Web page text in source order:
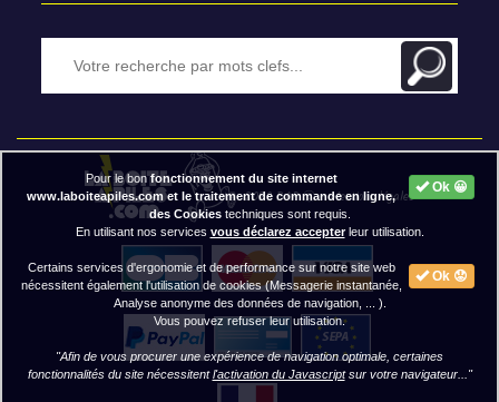
2020 BAP ⓒ - Mentions légales
Ok 😀
Pour le bonfonctionnement du site internet
www.laboiteapiles.com et le traitement de commande en ligne,
des Cookiestechniques sont requis.
En utilisant nos services vous déclarez accepterleur utilisation.
Ok 😟
Certains services d'ergonomie et de performance sur notre site web
nécessitent également l'utilisation de cookies (Messagerie instantanée,
Analyse anonyme des données de navigation, ... ).
Vous pouvez refuser leur utilisation.
"Afin de vous procurer une expérience de navigation optimale, certaines
fonctionnalités du site nécessitentl'activation du Javascriptsur votre navigateur..."